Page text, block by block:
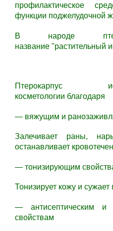
профилактическое
функции поджелудочной
В народе
название "растительный
Птерокарпус
косметологии благодаря
— вяжущим и
Залечивает раны,
останавливает
— тонизирующим
Тонизирует кожу и сужает
— антисептическим и
свойствам